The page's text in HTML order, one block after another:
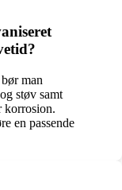
man
støv samt
korrosion.
en passende